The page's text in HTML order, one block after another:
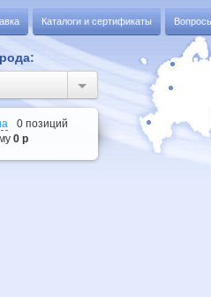
Каталоги и сертификаты
0 позиций
0 р